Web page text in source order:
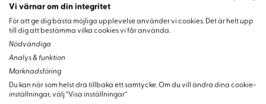
Minsta beställningsmängd:0,5 meter metervara
För att säkerställa att du får rätt färg och kvalitet kan du
beställa ett tygprov - antingen en komplett provkarta över
alla kläden i vårt sortiment eller ett enskilt prov av just detta
tyg.
Vi värnar om din integritet
För att ge dig bästa möjliga upplevelse använder vi cookies. Det är helt upp
till dig att bestämma vilka cookies vi får använda.
Nödvändiga
Analys & funktion
Marknadsföring
Du kan när som helst dra tillbaka ett samtycke. Om du vill ändra dina cookie-
inställningar, välj “Visa inställningar”